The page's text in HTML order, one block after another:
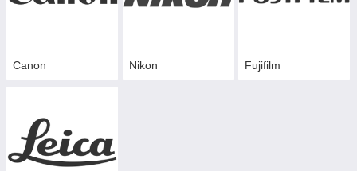
Canon Nikon Fujifilm